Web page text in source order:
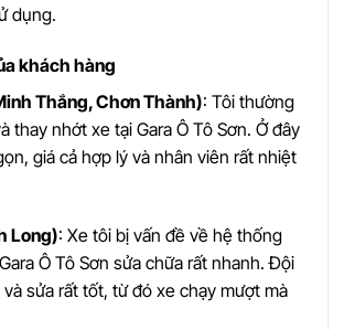
dụng.
khách hàng
Thắng, Chơn Thành): Tôi thường
thay nhớt xe tại Gara Ô Tô Sơn. Ở đây
giá cả hợp lý và nhân viên rất nhiệt
Long): Xe tôi bị vấn đề về hệ thống
Ô Tô Sơn sửa chữa rất nhanh. Đội
sửa rất tốt, từ đó xe chạy mượt mà